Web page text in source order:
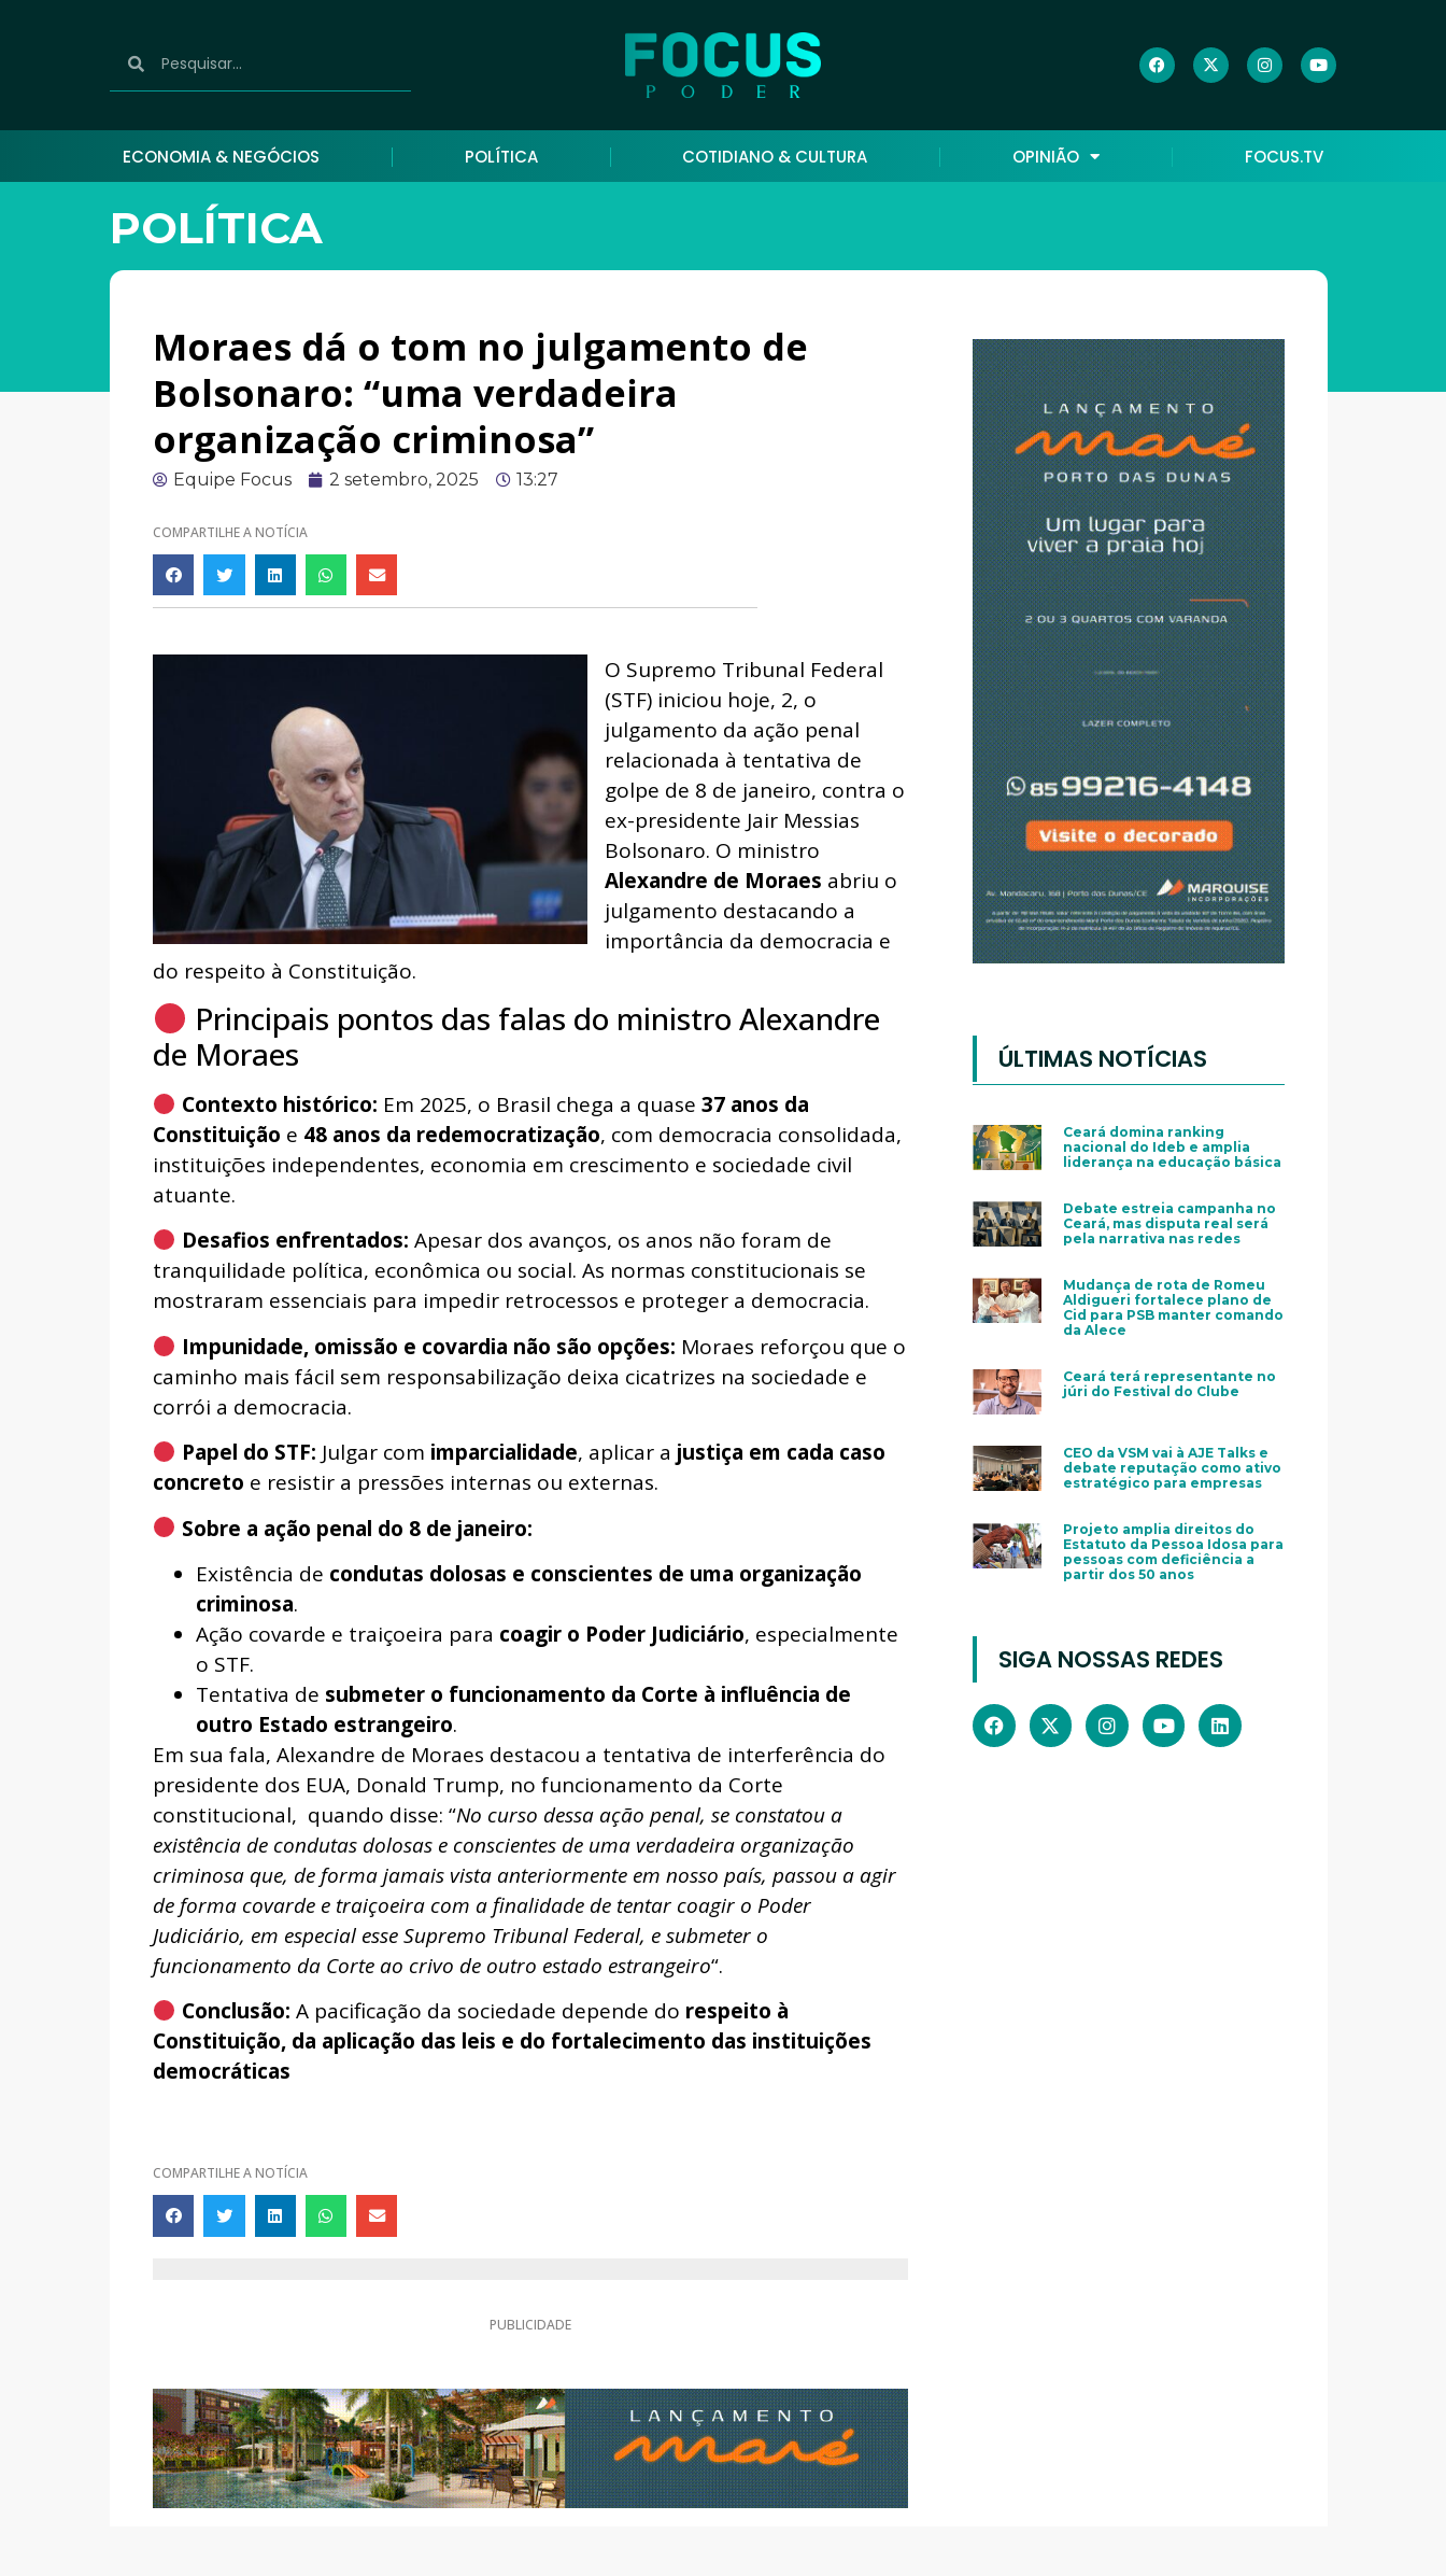
ECONOMIA & NEGÓCIOS POLÍTICA COTIDIANO & CULTURA OPINIÃO FOCUS.TV
POLÍTICA
Moraes dá o tom no julgamento de
Bolsonaro: “uma verdadeira
organização criminosa”
Equipe Focus 2 setembro, 2025 13:27
COMPARTILHE A NOTÍCIA
O Supremo Tribunal Federal
(STF) iniciou hoje, 2, o
julgamento da ação penal
relacionada à tentativa de
golpe de 8 de janeiro, contra o
ex-presidente Jair Messias
Bolsonaro. O ministro
Alexandre de Moraes abriu o
julgamento destacando a
importância da democracia e
do respeito à Constituição.
Principais pontos das falas do ministro Alexandre
de Moraes
Contexto histórico: Em 2025, o Brasil chega a quase 37 anos da
Constituição e 48 anos da redemocratização, com democracia consolidada,
instituições independentes, economia em crescimento e sociedade civil
atuante.
Desafios enfrentados: Apesar dos avanços, os anos não foram de
tranquilidade política, econômica ou social. As normas constitucionais se
mostraram essenciais para impedir retrocessos e proteger a democracia.
Impunidade, omissão e covardia não são opções: Moraes reforçou que o
caminho mais fácil sem responsabilização deixa cicatrizes na sociedade e
corrói a democracia.
Papel do STF: Julgar com imparcialidade, aplicar a justiça em cada caso
concreto e resistir a pressões internas ou externas.
Sobre a ação penal do 8 de janeiro:
Existência de condutas dolosas e conscientes de uma organização
criminosa.
Ação covarde e traiçoeira para coagir o Poder Judiciário, especialmente
o STF.
Tentativa de submeter o funcionamento da Corte à influência de
outro Estado estrangeiro.
Em sua fala, Alexandre de Moraes destacou a tentativa de interferência do
presidente dos EUA, Donald Trump, no funcionamento da Corte
constitucional, quando disse: “No curso dessa ação penal, se constatou a
existência de condutas dolosas e conscientes de uma verdadeira organização
criminosa que, de forma jamais vista anteriormente em nosso país, passou a agir
de forma covarde e traiçoeira com a finalidade de tentar coagir o Poder
Judiciário, em especial esse Supremo Tribunal Federal, e submeter o
funcionamento da Corte ao crivo de outro estado estrangeiro“.
Conclusão: A pacificação da sociedade depende do respeito à
Constituição, da aplicação das leis e do fortalecimento das instituições
democráticas
COMPARTILHE A NOTÍCIA
PUBLICIDADE
ÚLTIMAS NOTÍCIAS
Ceará domina ranking
nacional do Ideb e amplia
liderança na educação básica
Debate estreia campanha no
Ceará, mas disputa real será
pela narrativa nas redes
Mudança de rota de Romeu
Aldigueri fortalece plano de
Cid para PSB manter comando
da Alece
Ceará terá representante no
júri do Festival do Clube
CEO da VSM vai à AJE Talks e
debate reputação como ativo
estratégico para empresas
Projeto amplia direitos do
Estatuto da Pessoa Idosa para
pessoas com deficiência a
partir dos 50 anos
SIGA NOSSAS REDES